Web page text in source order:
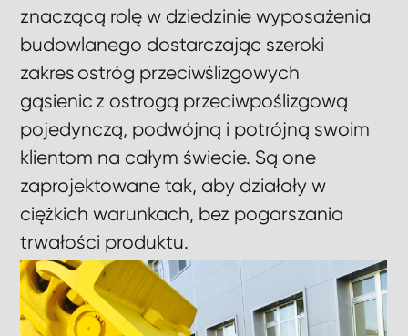
znaczącą rolę w dziedzinie wyposażenia
budowlanego dostarczając szeroki
zakres ostróg przeciwślizgowych
gąsienic z ostrogą przeciwpoślizgową
pojedynczą, podwójną i potrójną swoim
klientom na całym świecie. Są one
zaprojektowane tak, aby działały w
ciężkich warunkach, bez pogarszania
trwałości produktu.